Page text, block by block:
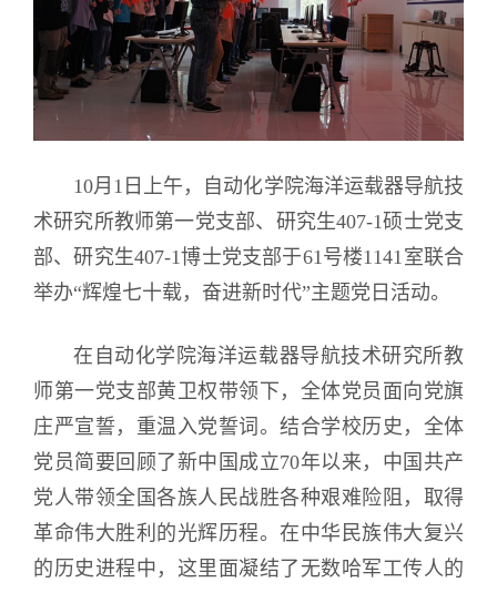
10月1日上午，自动化学院海洋运载器导航技
术研究所教师第一党支部、研究生407-1硕士党支
部、研究生407-1博士党支部于61号楼1141室联合
举办“辉煌七十载，奋进新时代”主题党日活动。
在自动化学院海洋运载器导航技术研究所教
师第一党支部黄卫权带领下，全体党员面向党旗
庄严宣誓，重温入党誓词。结合学校历史，全体
党员简要回顾了新中国成立70年以来，中国共产
党人带领全国各族人民战胜各种艰难险阻，取得
革命伟大胜利的光辉历程。在中华民族伟大复兴
的历史进程中，这里面凝结了无数哈军工传人的